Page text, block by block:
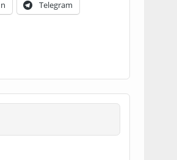
Telegram